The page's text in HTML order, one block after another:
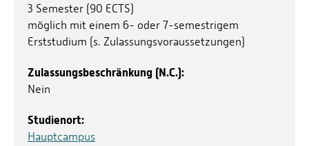
3 Semester (90 ECTS)
möglich mit einem 6- oder 7-semestrigem
Erststudium (s. Zulassungsvoraussetzungen)
Zulassungsbeschränkung (N.C.):
Nein
Studienort:
Hauptcampus